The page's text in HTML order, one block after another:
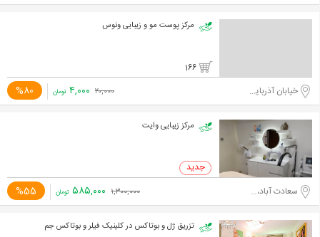
مرکز پوست مو و زیبایی ونوس
166
خیابان آذربایجان %80 ۲۰,۰۰۰ ۴,۰۰۰ تومان
مرکز زیبایی وایت
سعادت آباد،مدیریت %55 ۱,۳۰۰,۰۰۰ ۵۸۵,۰۰۰ تومان
تزریق ژل و بوتاکس در کلینیک فیلر و بوتاکس جم